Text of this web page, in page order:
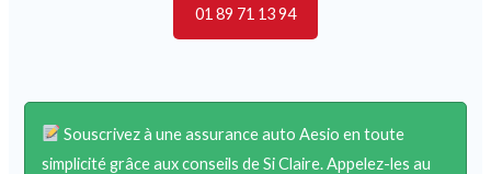
01 89 71 13 94
Souscrivez à une assurance auto Aesio en toute
simplicité grâce aux conseils de Si Claire. Appelez-les au